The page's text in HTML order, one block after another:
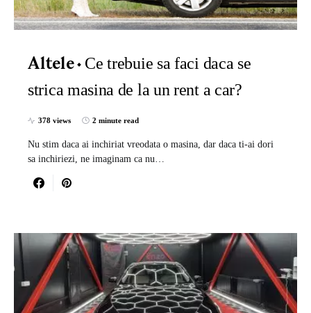
Altele
Ce trebuie sa faci daca se
strica masina de la un rent a car?
378 views 2 minute read
Nu stim daca ai inchiriat vreodata o masina, dar daca ti-ai dori
sa inchiriezi, ne imaginam ca nu…